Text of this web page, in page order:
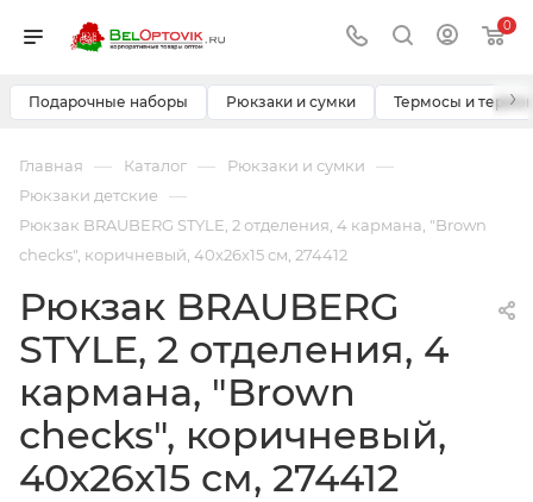
0
Подарочные наборы Рюкзаки и сумки Термосы и ›
Главная — Каталог — Рюкзаки и сумки —
Рюкзаки детские —
Рюкзак BRAUBERG STYLE, 2 отделения, 4 кармана, "Brown
checks", коричневый, 40х26х15 см, 274412
Рюкзак BRAUBERG
STYLE, 2 отделения, 4
кармана, "Brown
checks", коричневый,
40х26х15 см, 274412